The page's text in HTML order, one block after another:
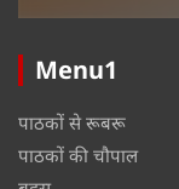
Menu1
पाठकों से रूबरू
पाठकों की चौपाल